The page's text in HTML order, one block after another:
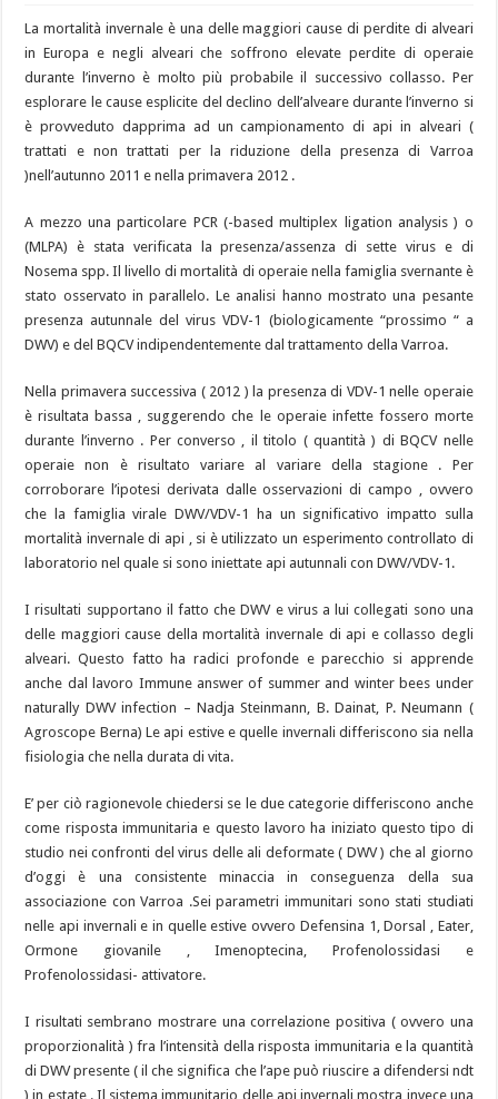
La mortalità invernale è una delle maggiori cause di perdite di alveari
in Europa e negli alveari che soffrono elevate perdite di operaie
durante l’inverno è molto più probabile il successivo collasso. Per
esplorare le cause esplicite del declino dell’alveare durante l’inverno si
è provveduto dapprima ad un campionamento di api in alveari (
trattati e non trattati per la riduzione della presenza di Varroa
)nell’autunno 2011 e nella primavera 2012 .
A mezzo una particolare PCR (-based multiplex ligation analysis ) o
(MLPA) è stata verificata la presenza/assenza di sette virus e di
Nosema spp. Il livello di mortalità di operaie nella famiglia svernante è
stato osservato in parallelo. Le analisi hanno mostrato una pesante
presenza autunnale del virus VDV-1 (biologicamente “prossimo “ a
DWV) e del BQCV indipendentemente dal trattamento della Varroa.
Nella primavera successiva ( 2012 ) la presenza di VDV-1 nelle operaie
è risultata bassa , suggerendo che le operaie infette fossero morte
durante l’inverno . Per converso , il titolo ( quantità ) di BQCV nelle
operaie non è risultato variare al variare della stagione . Per
corroborare l’ipotesi derivata dalle osservazioni di campo , ovvero
che la famiglia virale DWV/VDV-1 ha un significativo impatto sulla
mortalità invernale di api , si è utilizzato un esperimento controllato di
laboratorio nel quale si sono iniettate api autunnali con DWV/VDV-1.
I risultati supportano il fatto che DWV e virus a lui collegati sono una
delle maggiori cause della mortalità invernale di api e collasso degli
alveari. Questo fatto ha radici profonde e parecchio si apprende
anche dal lavoro Immune answer of summer and winter bees under
naturally DWV infection – Nadja Steinmann, B. Dainat, P. Neumann (
Agroscope Berna) Le api estive e quelle invernali differiscono sia nella
fisiologia che nella durata di vita.
E’ per ciò ragionevole chiedersi se le due categorie differiscono anche
come risposta immunitaria e questo lavoro ha iniziato questo tipo di
studio nei confronti del virus delle ali deformate ( DWV ) che al giorno
d’oggi è una consistente minaccia in conseguenza della sua
associazione con Varroa .Sei parametri immunitari sono stati studiati
nelle api invernali e in quelle estive ovvero Defensina 1, Dorsal , Eater,
Ormone giovanile , Imenoptecina, Profenolossidasi e
Profenolossidasi- attivatore.
I risultati sembrano mostrare una correlazione positiva ( ovvero una
proporzionalità ) fra l’intensità della risposta immunitaria e la quantità
di DWV presente ( il che significa che l’ape può riuscire a difendersi ndt
) in estate . Il sistema immunitario delle api invernali mostra invece una